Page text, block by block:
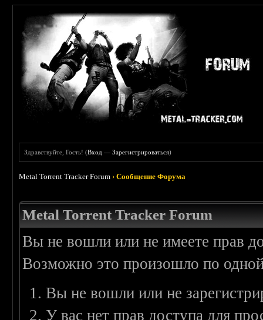
Здравствуйте, Гость! (Вход —Зарегистрироваться)
Metal Torrent Tracker Forum ›Сообщение Форума
Metal Torrent Tracker Forum
Вы не вошли или не имеете прав
Возможно это произошло по
Вы не вошли или не
У вас нет прав доступа для